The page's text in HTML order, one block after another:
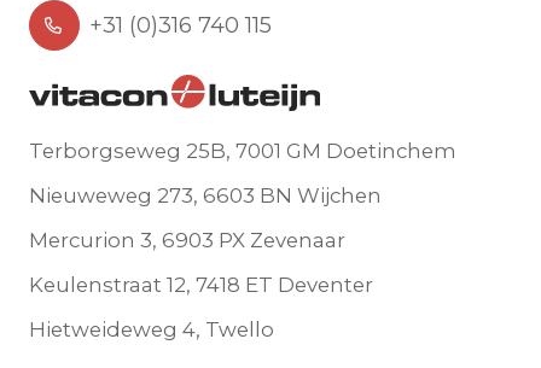
+31 (0)316 740 115
Terborgseweg 25B, 7001 GM Doetinchem
Nieuweweg 273, 6603 BN Wijchen
Mercurion 3, 6903 PX Zevenaar
Keulenstraat 12, 7418 ET Deventer
Hietweideweg 4, Twello